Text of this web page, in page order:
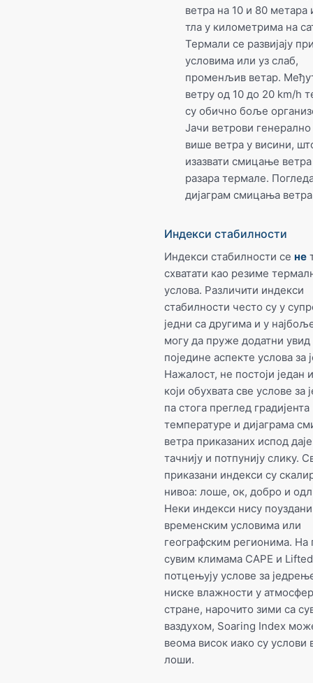
ветра на 10 и 80 метара
тла у километрима на
Термали се развијају
условима или уз слаб,
променљив ветар.
ветру од 10 до 20 km/h
су обично боље
Јачи ветрови
више ветра у висини,
изазвати смицање ветра
разара термале.
дијаграм смицања
Индекси стабилности
Индекси стабилности се не
схватати као резиме
услова. Различити индекси
стабилности често су у
једни са другима и у
могу да пруже додатни увид
поједине аспекте услова за
Нажалост, не постоји један
који обухвата све услове за
па стога преглед градијента
температуре и дијаграма
ветра приказаних испод
тачнију и потпунију слику.
приказани индекси су
нивоа: лоше, ок, добро и
Неки индекси нису
временским условима или
географским регионима. На
сувим климама CAPE и
потцењују услове за
ниске влажности у
стране, нарочито зими са
ваздухом, Soaring Index
веома висок иако су услови
лоши.